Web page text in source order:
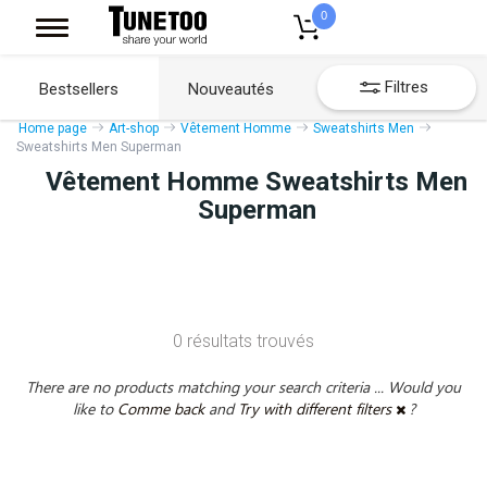
0
Bestsellers Nouveautés Filtres
Home page Art-shop Vêtement Homme
Sweatshirts Men
Sweatshirts Men Superman
Vêtement Homme Sweatshirts Men
Superman
0 résultats trouvés
There are no products matching your search criteria ... Would you
like to Comme back and Try with different filters ?